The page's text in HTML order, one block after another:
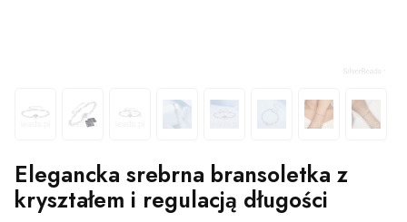
Elegancka srebrna bransoletka z
kryształem i regulacją długości